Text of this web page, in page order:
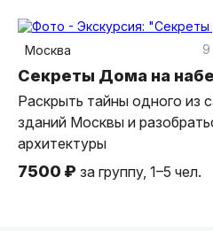
Москва 9
Секреты Дома на
Раскрыть тайны одного из
зданий Москвы и
архитектуры
7500 ₽ за группу, 1–5 чел.